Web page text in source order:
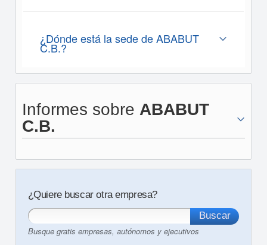
¿Dónde está la sede de ABABUT
C.B.?
Informes sobre ABABUT
C.B.
¿Quiere buscar otra empresa?
Busque gratis empresas, autónomos y ejecutivos